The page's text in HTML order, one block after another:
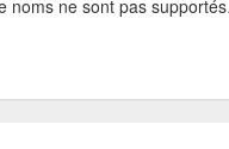
noms ne sont pas